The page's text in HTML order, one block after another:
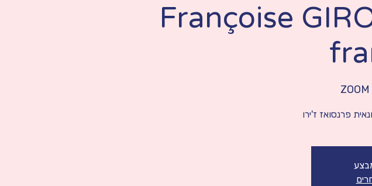
Françoise
ZOOM
פרנסואז ז'ירו